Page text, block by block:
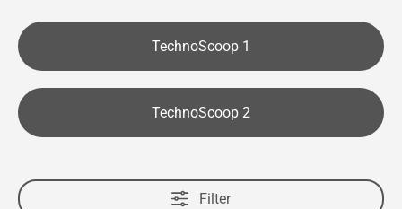
TechnoScoop 1
TechnoScoop 2
Filter